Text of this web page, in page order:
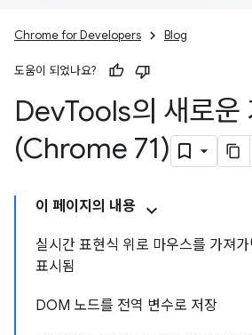
Chrome for Developers Blog
도움이 되었나요?
DevTools의 새로운
(Chrome 71)
이 페이지의 내용
실시간 표현식 위로 마우스를 가져
표시됨
DOM 노드를 전역 변수로 저장